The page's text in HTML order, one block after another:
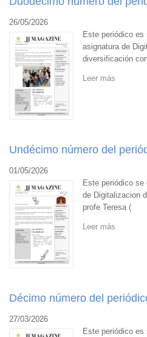
26/05/2026
Este periódico
asignatura de
diversificación
Leer más
Undécimo número del
01/05/2026
Este periódico
de Digitalizacion
profe Teresa (
Leer más
Décimo número del
27/03/2026
Este periódico